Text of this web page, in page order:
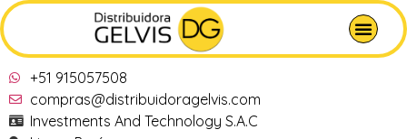
+51 915057508
compras@distribuidoragelvis.com
Investments And Technology S.A.C